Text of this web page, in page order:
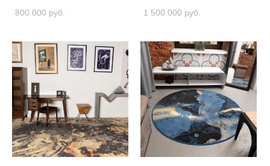
800 000 pуб. 1 500 000 pуб.